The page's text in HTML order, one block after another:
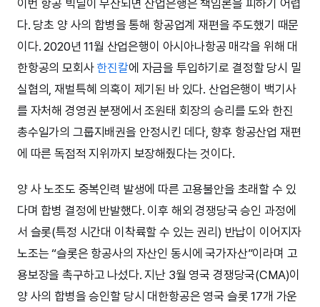
이번 항공 빅딜이 무산되면 산업은행은 책임론을 피하기 어렵
다. 당초 양 사의 합병을 통해 항공업계 재편을 주도했기 때문
이다. 2020년 11월 산업은행이 아시아나항공 매각을 위해 대
한항공의 모회사 한진칼에 자금을 투입하기로 결정할 당시 밀
실협의, 재벌특혜 의혹이 제기된 바 있다. 산업은행이 백기사
를 자처해 경영권 분쟁에서 조원태 회장의 승리를 도와 한진
총수일가의 그룹지배권을 안정시킨 데다, 향후 항공산업 재편
에 따른 독점적 지위까지 보장해줬다는 것이다.
양 사 노조도 중복인력 발생에 따른 고용불안을 초래할 수 있
다며 합병 결정에 반발했다. 이후 해외 경쟁당국 승인 과정에
서 슬롯(특정 시간대 이착륙할 수 있는 권리) 반납이 이어지자
노조는 “슬롯은 항공사의 자산인 동시에 국가자산”이라며 고
용보장을 촉구하고 나섰다. 지난 3월 영국 경쟁당국(CMA)이
양 사의 합병을 승인할 당시 대한항공은 영국 슬롯 17개 가운